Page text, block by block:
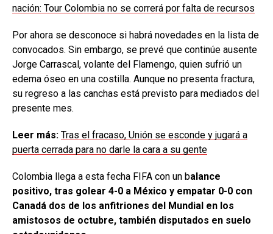
nación: Tour Colombia no se correrá por falta de recursos
Por ahora se desconoce si habrá novedades en la lista de
convocados. Sin embargo, se prevé que continúe ausente
Jorge Carrascal, volante del Flamengo, quien sufrió un
edema óseo en una costilla. Aunque no presenta fractura,
su regreso a las canchas está previsto para mediados del
presente mes.
Leer más: Tras el fracaso, Unión se esconde y jugará a
puerta cerrada para no darle la cara a su gente
Colombia llega a esta fecha FIFA con un balance
positivo, tras golear 4-0 a México y empatar 0-0 con
Canadá dos de los anfitriones del Mundial en los
amistosos de octubre, también disputados en suelo